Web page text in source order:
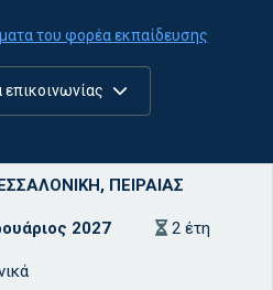
του φορέα εκπαίδευσης
ΠΕΙΡΑΙΑΣ
2027 2 έτη